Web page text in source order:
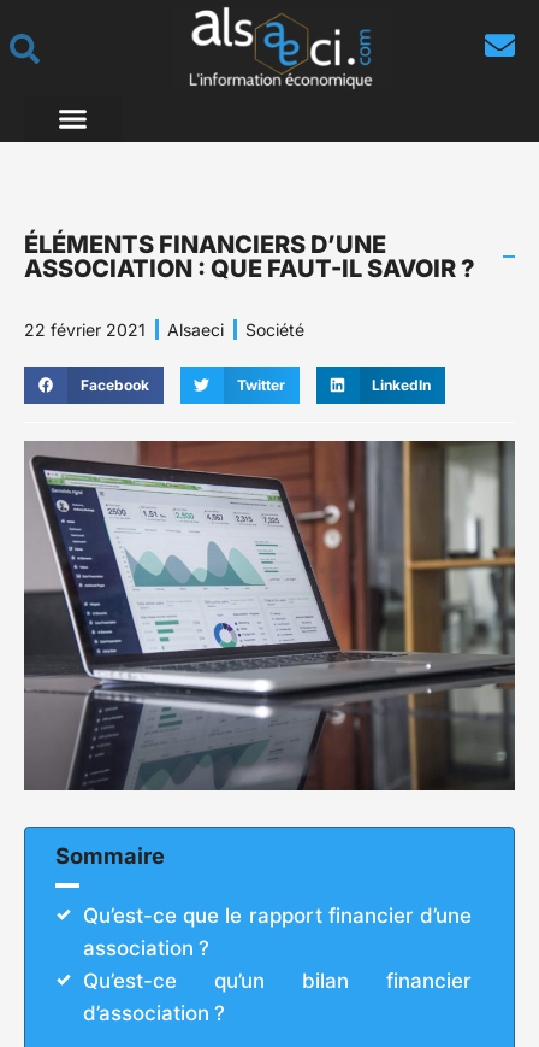
ÉLÉMENTS FINANCIERS D’UNE
ASSOCIATION : QUE FAUT-IL SAVOIR ?
22 février 2021 Alsaeci Société
Facebook Twitter LinkedIn
Sommaire
Qu’est-ce que le rapport financier d’une
association ?
Qu’est-ce qu’un bilan financier
d’association ?